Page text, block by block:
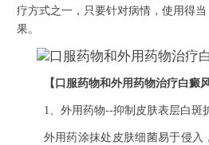
疗方式之一，只要针对病情，使用得
果。
【口服药物和外用药物治疗白癜
1、外用药物--抑制皮肤表层白斑
外用药涂抹处皮肤细菌易于侵入